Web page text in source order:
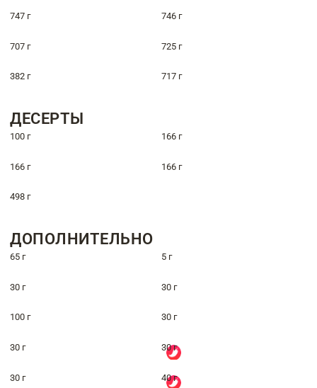
747 г 746 г
707 г 725 г
382 г 717 г
ДЕСЕРТЫ
100 г 166 г
166 г 166 г
498 г
ДОПОЛНИТЕЛЬНО
65 г 5 г
30 г 30 г
100 г 30 г
30 г 30 г
30 г 40 г